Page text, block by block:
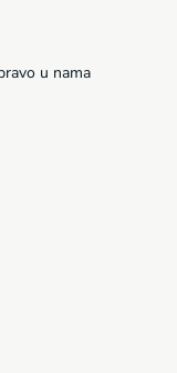
u nama